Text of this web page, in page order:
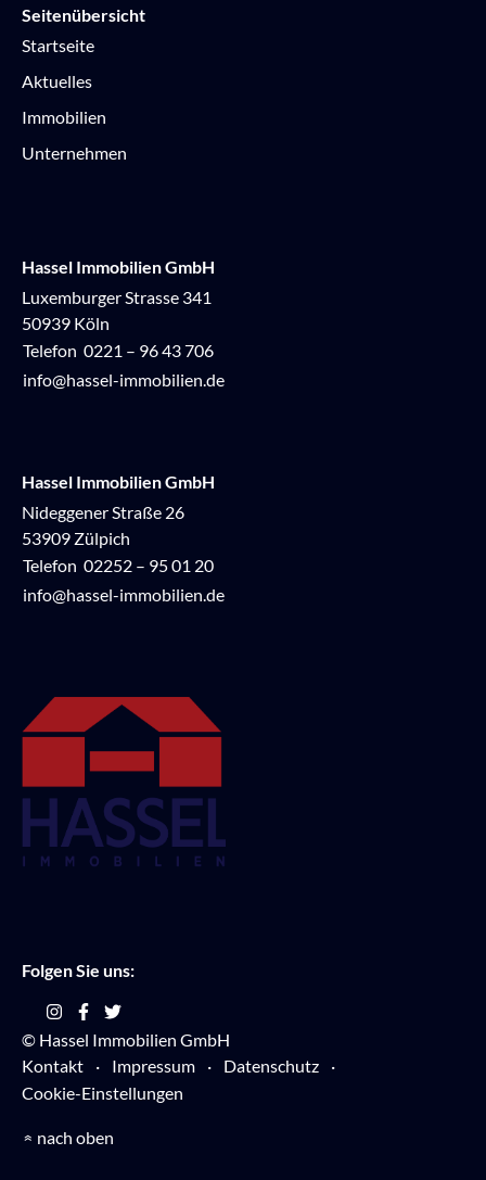
Seitenübersicht
Startseite
Aktuelles
Immobilien
Unternehmen
Hassel Immobilien GmbH
Luxemburger Strasse 341
50939 Köln
Telefon 0221 – 96 43 706
info@hassel-immobilien.de
Hassel Immobilien GmbH
Nideggener Straße 26
53909 Zülpich
Telefon 02252 – 95 01 20
info@hassel-immobilien.de
Folgen Sie uns:
© Hassel Immobilien GmbH
Kontakt
Impressum
Datenschutz
Cookie-Einstellungen
» nach oben